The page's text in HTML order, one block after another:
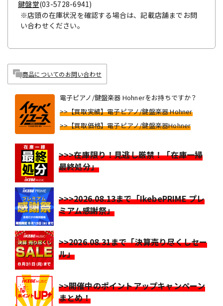
鍵盤堂(03-5728-6941)
※店頭の在庫状況を確認する場合は、記載店舗までお問
い合わせください。
商品についてのお問い合わせ
電子ピアノ/鍵盤楽器 Hohnerをお持ちですか？
>>【買取実績】電子ピアノ/鍵盤楽器 Hohner
>>【買取価格】電子ピアノ/鍵盤楽器Hohner
>>>在庫限り！見逃し厳禁！「在庫一掃
最終処分」
>>>2026.08.13まで「IkebePRIME プレ
ミアム感謝祭」
>>2026.08.31まで「決算売り尽くしセー
ル」
>>開催中のポイントアップキャンペーン
まとめ！